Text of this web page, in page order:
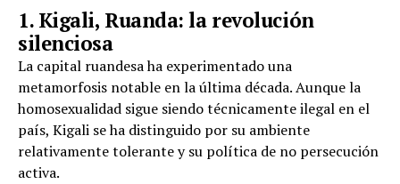
1. Kigali, Ruanda: la revolución
silenciosa
La capital ruandesa ha experimentado una
metamorfosis notable en la última década. Aunque la
homosexualidad sigue siendo técnicamente ilegal en el
país, Kigali se ha distinguido por su ambiente
relativamente tolerante y su política de no persecución
activa.